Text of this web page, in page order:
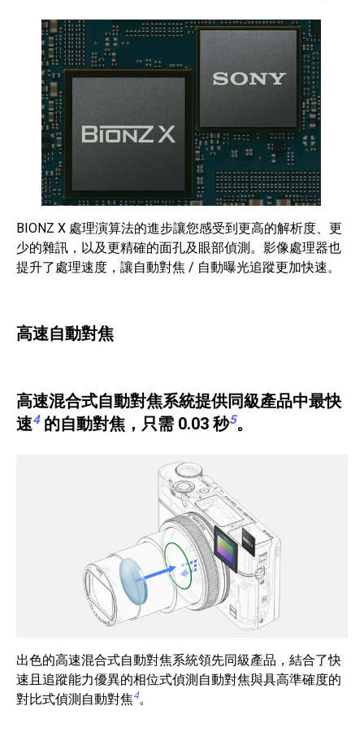
BIONZ X 處理演算法的進步讓您感受到更高的解析度、更
少的雜訊，以及更精確的面孔及眼部偵測。影像處理器也
提升了處理速度，讓自動對焦 / 自動曝光追蹤更加快速。
高速自動對焦
高速混合式自動對焦系統提供同級產品中最快
速4 的自動對焦，只需 0.03 秒5。
出色的高速混合式自動對焦系統領先同級產品，結合了快
速且追蹤能力優異的相位式偵測自動對焦與具高準確度的
對比式偵測自動對焦4。